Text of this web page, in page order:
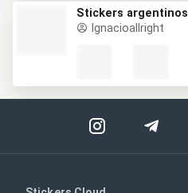
Stickers argentinos
Ignacioallright